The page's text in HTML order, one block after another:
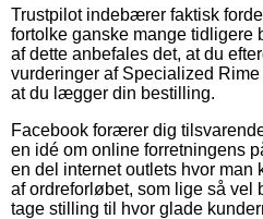
Trustpilot indebærer faktisk
fortolke ganske mange tidligere
af dette anbefales det, at du
vurderinger af Specialized
at du lægger din bestilling.
Facebook forærer dig
en idé om online forretningens
en del internet outlets hvor man
af ordreforløbet, som lige så vel
tage stilling til hvor glade